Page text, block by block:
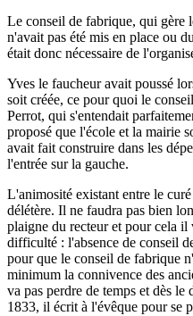
Le conseil de fabrique, qui gère
n'avait pas été mis en place ou
était donc nécessaire de
Yves le faucheur avait poussé
soit créée, ce pour quoi le
Perrot, qui s'entendait
proposé que l'école et la mairie
avait fait construire dans les
l'entrée sur la gauche.
L'animosité existant entre le
délétère. Il ne faudra pas bien
plaigne du recteur et pour cela il
difficulté : l'absence de conseil
pour que le conseil de fabrique
minimum la connivence des
va pas perdre de temps et dès
1833, il écrit à l'évêque pour se